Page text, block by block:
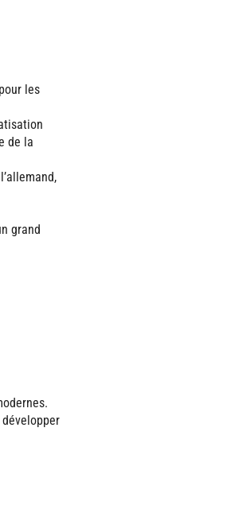
les
de la
grand